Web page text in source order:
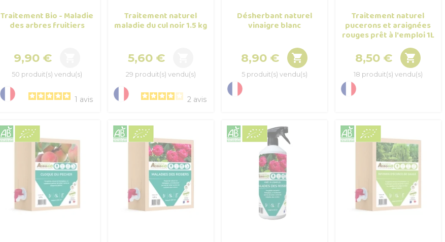
Traitement Bio - Maladie
des arbres fruitiers
Prix
9,90 €
50 produit(s) vendu(s)
1 avis
Traitement naturel
maladie du cul noir 1.5 kg
Prix
5,60 €
29 produit(s) vendu(s)
2 avis
Désherbant naturel
vinaigre blanc
Prix
8,90 € 
5 produit(s) vendu(s)
Traitement naturel
pucerons et araignées
rouges prêt à l'emploi 1L
Prix
8,50 € 
18 produit(s) vendu(s)